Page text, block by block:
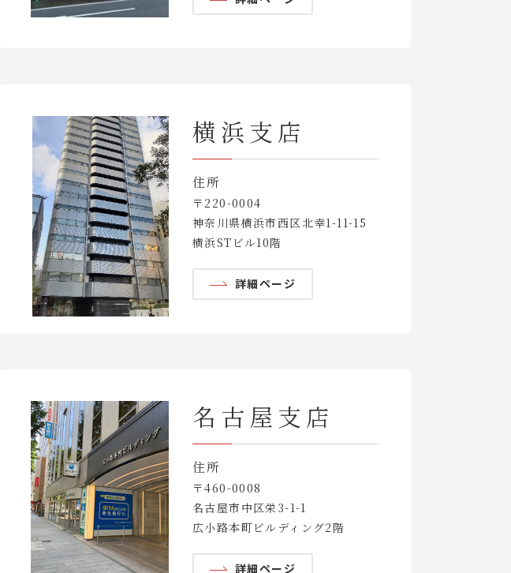
横浜支店
住所
〒220-0004
神奈川県横浜市西区北幸1-11-15
横浜STビル10階
詳細ページ
名古屋支店
住所
〒460-0008
名古屋市中区栄3-1-1
広小路本町ビルディング2階
詳細ページ